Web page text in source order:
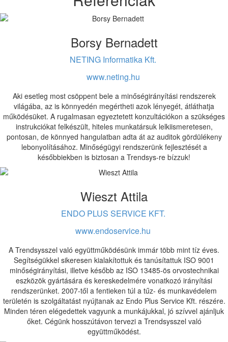
Borsy Bernadett
NETING Informatika Kft.
www.neting.hu
Aki esetleg most csöppent bele a minőségirányítási rendszerek
világába, az is könnyedén megértheti azok lényegét, átláthatja
működésüket. A rugalmasan egyeztetett konzultációkon a szükséges
instrukciókat felkészült, hiteles munkatársuk lelkiismeretesen,
pontosan, de könnyed hangulatban adta át az auditok gördülékeny
lebonyolításához. Minőségügyi rendszerünk fejlesztését a
későbbiekben is biztosan a Trendsys-re bízzuk!
Wieszt Attila
ENDO PLUS SERVICE KFT.
www.endoservice.hu
A Trendsysszel való együttműködésünk immár több mint tíz éves.
Segítségükkel sikeresen kialakítottuk és tanúsítattuk ISO 9001
minőségirányítási, illetve később az ISO 13485-ös orvostechnikai
eszközök gyártására és kereskedelmére vonatkozó irányítási
rendszerünket. 2007-től a fentieken túl a tűz- és munkavédelem
területén is szolgáltatást nyújtanak az Endo Plus Service Kft. részére.
Minden téren elégedettek vagyunk a munkájukkal, jó szívvel ajánljuk
őket. Cégünk hosszútávon tervezi a Trendsysszel való
együttműködést.